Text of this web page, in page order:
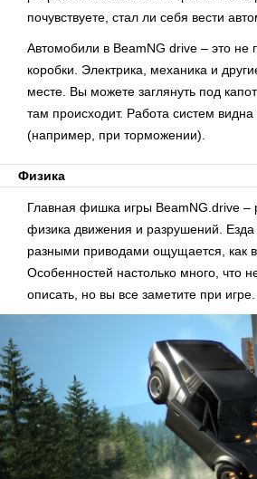
почувствуете, стал ли себя вести
Автомобили в BeamNG drive – это не
коробки. Электрика, механика и
месте. Вы можете заглянуть под
там происходит. Работа систем
(например, при торможении).
Физика
Главная фишка игры BeamNG.drive –
физика движения и разрушений. Езда
разными приводами ощущается, как
Особенностей настолько много, что
описать, но вы все заметите при игре.